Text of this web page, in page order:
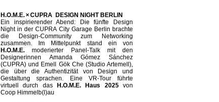
H.O.M.E. × CUPRA DESIGN NIGHT BERLIN
Ein inspirierender Abend: Die fünfte Design
Night in der CUPRA City Garage Berlin brachte
die Design-Community zum Networking
zusammen. Im Mittelpunkt stand ein von
H.O.M.E. moderierter Panel-Talk mit den
Designerinnen Amanda Gómez Sánchez
(CUPRA) und Emell Gök Che (Studio Artemell),
die über die Authentizität von Design und
Gestaltung sprachen. Eine VR-Tour führte
virtuell durch das
H.O.M.E. Haus 2025von
Coop Himmelb(l)au